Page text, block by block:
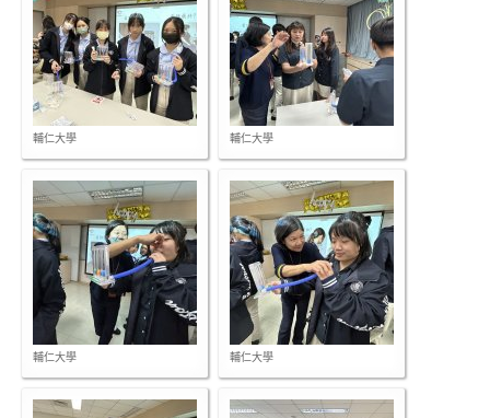
輔仁大學 輔仁大學
輔仁大學 輔仁大學